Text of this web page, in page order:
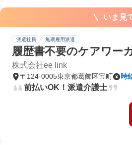
いま見
派遣社員 無期雇用派遣
履歴書不要のケアワー
株式会社ee link
〒124-0005東京都葛飾区宝町 時
前払いOK！派遣介護士